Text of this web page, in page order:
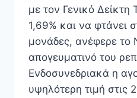
με τον Γενικό Δείκτη
1,69% και να φτάνει
μονάδες, ανέφερε το
απογευματινό του
Ενδοσυνεδριακά η
υψηλότερη τιμή στις